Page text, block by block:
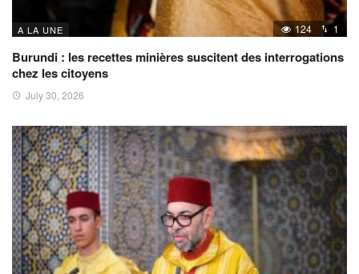
A LA UNE 124 1
Burundi : les recettes minières suscitent des interrogations
chez les citoyens
July 30, 2026